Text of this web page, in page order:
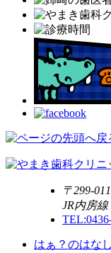
〒299-
JR内房
はぁ？のはなし